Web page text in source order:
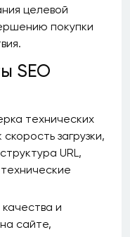
целевой
покупки
SEO
технических
загрузки,
URL,
и
сайте,